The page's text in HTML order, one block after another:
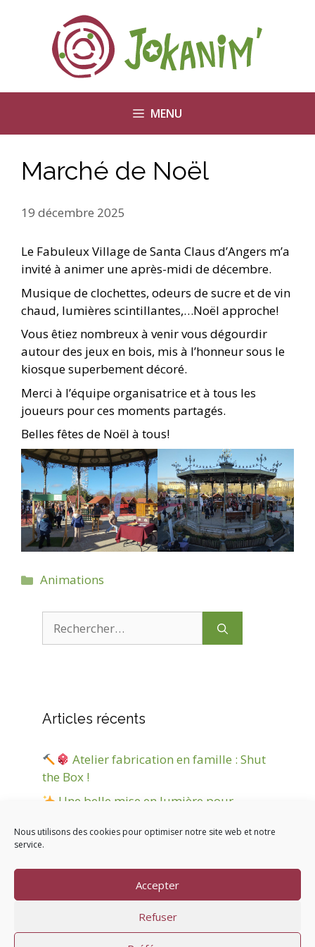
Nous utilisons des cookies pour optimiser notre site web et notre
service.
Accepter
Refuser
MENU
Marché de Noël
19 décembre 2025
Le Fabuleux Village de Santa Claus d’Angers m’a
invité à animer une après-midi de décembre.
Musique de clochettes, odeurs de sucre et de vin
chaud, lumières scintillantes,…Noël approche!
Vous êtiez nombreux à venir vous dégourdir
autour des jeux en bois, mis à l’honneur sous le
kiosque superbement décoré.
Merci à l’équipe organisatrice et à tous les
joueurs pour ces moments partagés.
Belles fêtes de Noël à tous!
Catégories
Animations
Articles récents
Atelier fabrication en famille : Shut
the Box !
Une belle mise en lumière pour
Marché de Noël
Nuit d’hiver et d’étoiles
Nouvel Inscape Game